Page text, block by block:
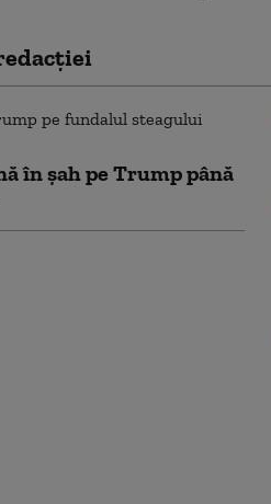
în șah pe Trump până